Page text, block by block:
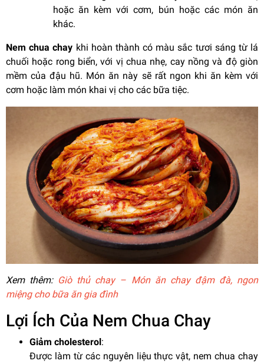
hoặc ăn kèm với cơm, bún hoặc các món ăn
khác.
Nem chua chay khi hoàn thành có màu sắc tươi sáng từ lá
chuối hoặc rong biển, với vị chua nhẹ, cay nồng và độ giòn
mềm của đậu hũ. Món ăn này sẽ rất ngon khi ăn kèm với
cơm hoặc làm món khai vị cho các bữa tiệc.
Xem thêm: Giò thủ chay – Món ăn chay đậm đà, ngon
miệng cho bữa ăn gia đình
Lợi Ích Của Nem Chua Chay
Giảm cholesterol :
Được làm từ các nguyên liệu thực vật, nem chua chay